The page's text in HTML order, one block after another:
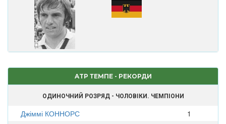
ATP ТЕМПЕ - РЕКОРДИ
ОДИНОЧНИЙ РОЗРЯД - ЧОЛОВІКИ. ЧЕМПІОНИ
Джіммі КОННОРС 1